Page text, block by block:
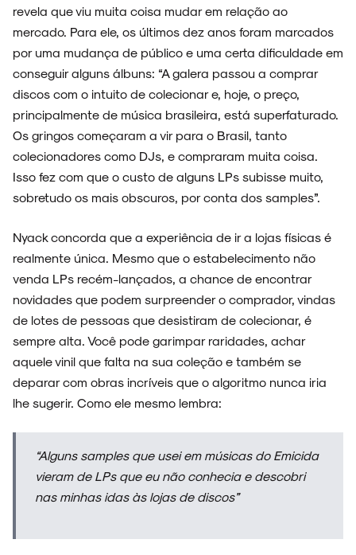
ENTREVISTAS
ESPECIAIS
FAIXA A FAIXA
revela que viu muita coisa mudar em relação ao
mercado. Para ele, os últimos dez anos foram marcados
por uma mudança de público e uma certa dificuldade em
conseguir alguns álbuns: “A galera passou a comprar
discos com o intuito de colecionar e, hoje, o preço,
principalmente de música brasileira, está superfaturado.
Os gringos começaram a vir para o Brasil, tanto
colecionadores como DJs, e compraram muita coisa.
Isso fez com que o custo de alguns LPs subisse muito,
sobretudo os mais obscuros, por conta dos samples”.
Nyack concorda que a experiência de ir a lojas físicas é
realmente única. Mesmo que o estabelecimento não
venda LPs recém-lançados, a chance de encontrar
novidades que podem surpreender o comprador, vindas
de lotes de pessoas que desistiram de colecionar, é
sempre alta. Você pode garimpar raridades, achar
aquele vinil que falta na sua coleção e também se
deparar com obras incríveis que o algoritmo nunca iria
lhe sugerir. Como ele mesmo lembra:
“Alguns samples que usei em músicas do Emicida
vieram de LPs que eu não conhecia e descobri
nas minhas idas às lojas de discos”